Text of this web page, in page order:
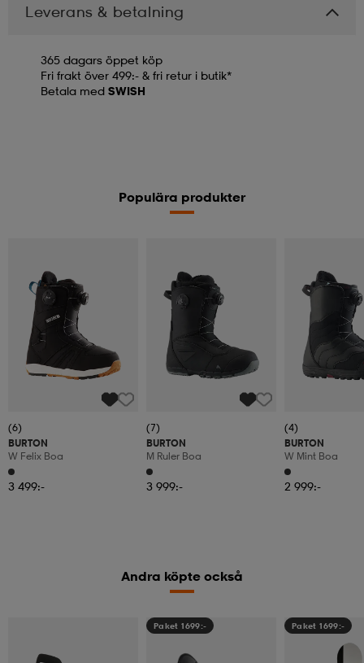
Leverans & betalning
365 dagars öppet köp
Fri frakt över 499:- & fri retur i butik*
Betala med SWISH
Populära produkter
(6)
BURTON
W Felix Boa
3 499:-
(7)
BURTON
M Ruler Boa
3 999:-
(4)
BURTON
W Mint Boa
2 999:-
Andra köpte också
Paket 1699:- Paket 1699:-